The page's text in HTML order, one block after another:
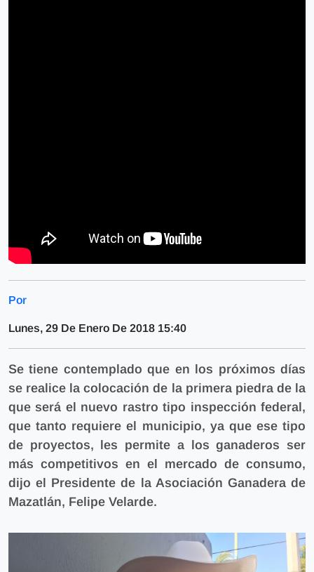
Por
Lunes, 29 De Enero De 2018 15:40
Se tiene contemplado que en los próximos días
se realice la colocación de la primera piedra de la
que será el nuevo rastro tipo inspección federal,
que tanto requiere el municipio, ya que ese tipo
de proyectos, les permite a los ganaderos ser
más competitivos en el mercado de consumo,
dijo el Presidente de la Asociación Ganadera de
Mazatlán, Felipe Velarde.